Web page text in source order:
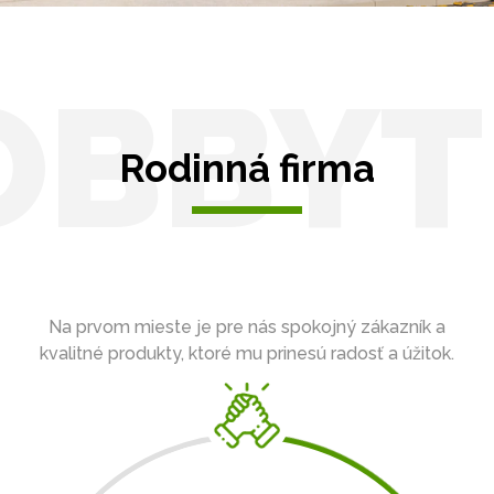
Rodinná firma
Na prvom mieste je pre nás spokojný zákazník a
kvalitné produkty, ktoré mu prinesú radosť a úžitok.